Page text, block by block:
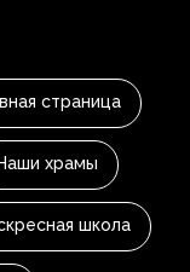
страница
храмы
школа